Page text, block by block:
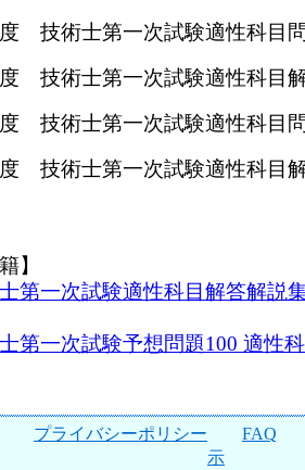
技術士第一次試験適性科目
技術士第一次試験適性科目
技術士第一次試験適性科目
技術士第一次試験適性科目
】
第一次試験適性科目解答解説
第一次試験予想問題100 適性
プライバシーポリシー
FAQ
示